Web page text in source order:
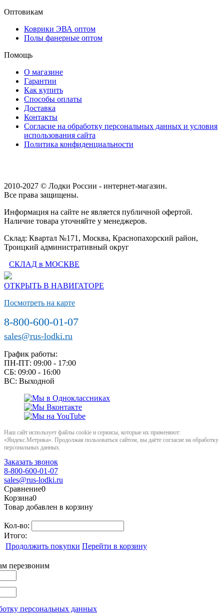
Оптовикам
Коврики ЭВА оптом
Полы фанерные оптом
Помощь
О магазине
Гарантии
Как купить
Способы оплаты
Доставка
Контакты
Согласие на обработку персональных данных и условия
использования сайта
Политика конфиденциальности
2010-2027 © Лодки России - интернет-магазин.
Все права защищены.
Информация на сайте не является публичной офертой.
Наличие товара уточняйте у менеджеров.
Склад: Квартал №171, Москва, Краснопахорский район,
Троицкий административный округ
СКЛАД в МОСКВЕ
ОТКРЫТЬ В НАВИГАТОРЕ
Посмотреть на карте
8-800-600-01-07
sales@rus-lodki.ru
График работы:
ПН-ПТ: 09:00 - 17:00
СБ: 09:00 - 16:00
ВС: Выходной
Наш сайт использует файлы cookie и сервисы, которые их применяют:
«Яндекс.Метрика». Продолжая пользоваться сайтом, вы даёте согласие на обработку
персональных данных.
Заказать звонок
8-800-600-01-07
sales@rus-lodki.ru
Сравнение0
Корзина0
Товар добавлен в корзину
Кол-во:
Итого:
Продолжить покупки Перейти в корзину
перезвоним
персональных данных